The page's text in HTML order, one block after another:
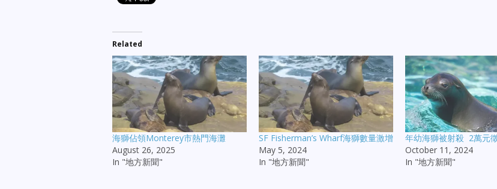
Related
海獅佔領Monterey市熱門海灘
August 26, 2025
In "地方新聞"
SF Fisherman’s Wharf海獅數量激增
May 5, 2024
In "地方新聞"
年幼海獅被射殺 2萬元
October 11, 2024
In "地方新聞"